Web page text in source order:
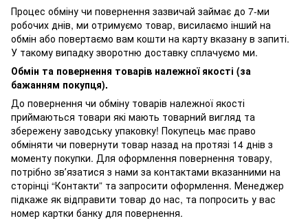
Процес обміну чи повернення зазвичай займає до 7-ми
робочих днів, ми отримуємо товар, висилаємо інший на
обмін або повертаємо вам кошти на карту вказану в запиті.
У такому випадку зворотню доставку сплачуємо ми.
Обмін та повернення товарів належної якості (за
бажанням покупця).
До повернення чи обміну товарів належної якості
приймаються товари які мають товарний вигляд та
збережену заводську упаковку! Покупець має право
обміняти чи повернути товар назад на протязі 14 днів з
моменту покупки. Для оформлення повернення товару,
потрібно звʼязатися з нами за контактами вказанними на
сторінці “Контакти” та запросити оформлення. Менеджер
підкаже як відправити товар до нас, та попросить у вас
номер картки банку для повернення.